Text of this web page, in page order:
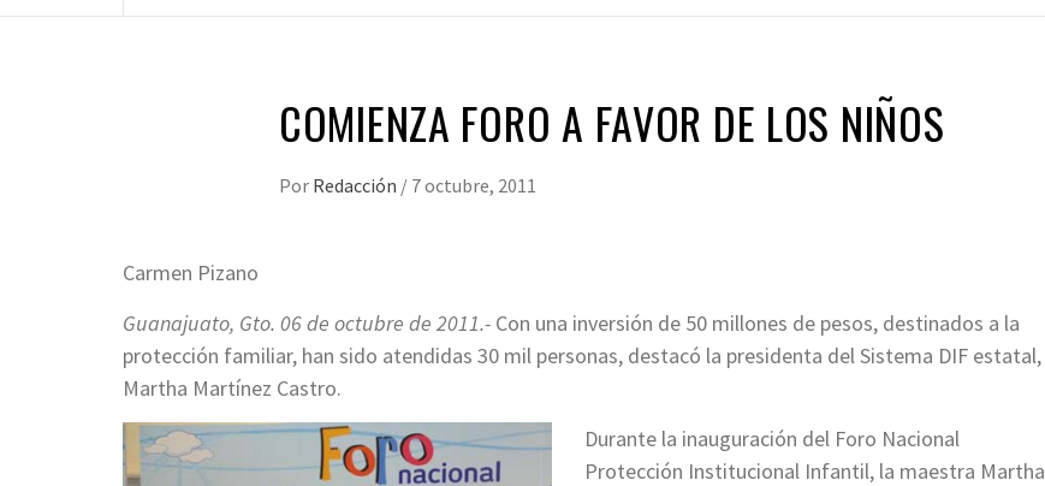
COMIENZA FORO A FAVOR DE LOS NIÑOS
Por Redacción / 7 octubre, 2011
Carmen Pizano
Guanajuato, Gto. 06 de octubre de 2011.- Con una inversión de 50 millones de pesos, destinados a la
protección familiar, han sido atendidas 30 mil personas, destacó la presidenta del Sistema DIF estatal,
Martha Martínez Castro.
Durante la inauguración del Foro Nacional
Protección Institucional Infantil, la maestra Martha